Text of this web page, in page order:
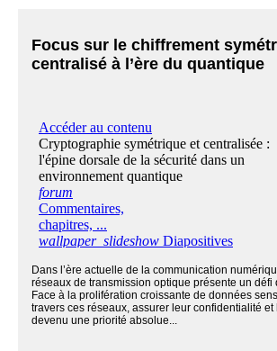
Focus sur le chiffrement
centralisé à l’ère du quantique
Dans l’ère actuelle de la communication
réseaux de transmission optique présente un défi
Face à la prolifération croissante de données
travers ces réseaux, assurer leur confidentialité et
devenu une priorité absolue...